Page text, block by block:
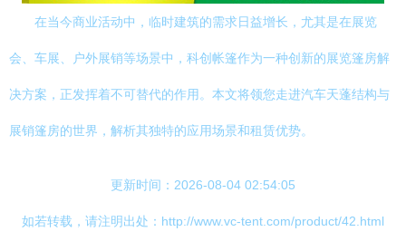
在当今商业活动中，临时建筑的需求日益增长，尤其是在展览
会、车展、户外展销等场景中，科创帐篷作为一种创新的展览篷房解
决方案，正发挥着不可替代的作用。本文将领您走进汽车天蓬结构与
展销篷房的世界，解析其独特的应用场景和租赁优势。
更新时间：2026-08-04 02:54:05
如若转载，请注明出处：http://www.vc-tent.com/product/42.html